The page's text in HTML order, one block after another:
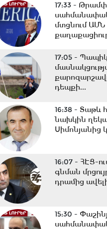
17:33 -
մտցնում ԱՄՆ
17:05 -
դեպքի...
16:38 - Տաթև
նախկին
Սիմոնյանից
16:07 - ՀԷՑ-
գնման
դրամից
15:30 -